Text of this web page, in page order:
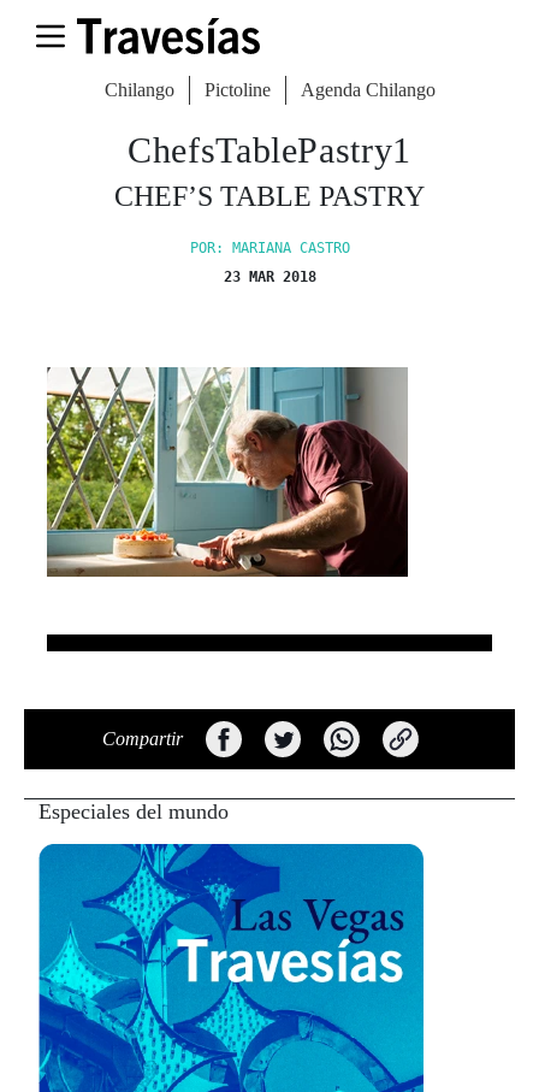
Chilango Pictoline Agenda Chilango
ChefsTablePastry1
CHEF’S TABLE PASTRY
POR: MARIANA CASTRO
23 MAR 2018
Compartir
Especiales del mundo